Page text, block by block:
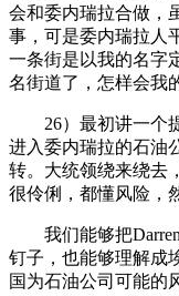
会和委内瑞拉合做，
事，可是委内瑞拉人
一条街是以我的名字
名街道了，怎样会我
26）最初讲一个提
进入委内瑞拉的石油
转。大统领绕来绕去
很伶俐，都懂风险，
我们能够把Darren
钉子，也能够理解成
国为石油公司可能的